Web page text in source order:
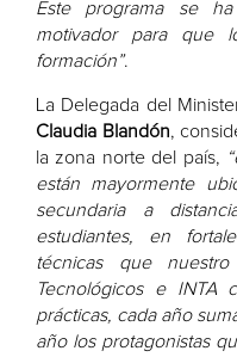
Este programa se
motivador para que
formación”.
La Delegada del
Claudia Blandón,
la zona norte del país,
están mayormente
secundaria a
estudiantes, en
técnicas que
Tecnológicos e INTA
prácticas, cada año
año los protagonistas